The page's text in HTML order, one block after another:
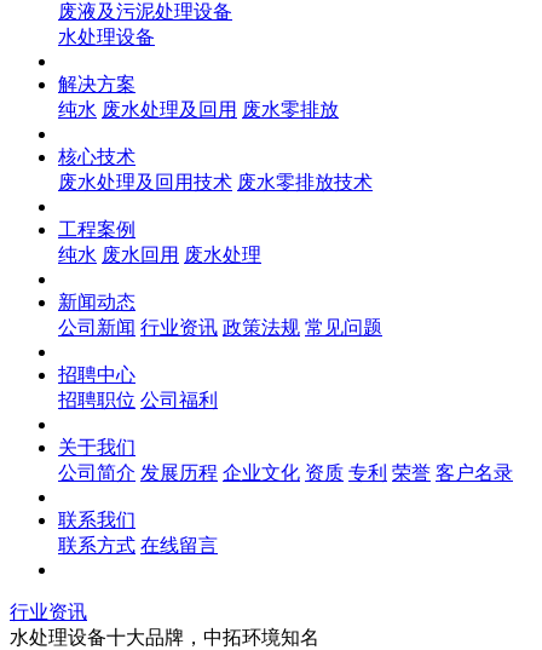
废液及污泥处理设备
水处理设备
解决方案
纯水 废水处理及回用 废水零排放
核心技术
废水处理及回用技术 废水零排放技术
工程案例
纯水 废水回用 废水处理
新闻动态
公司新闻 行业资讯 政策法规 常见问题
招聘中心
招聘职位 公司福利
关于我们
公司简介 发展历程 企业文化 资质 专利 荣誉 客户名录
联系我们
联系方式 在线留言
行业资讯
水处理设备十大品牌，中拓环境知名